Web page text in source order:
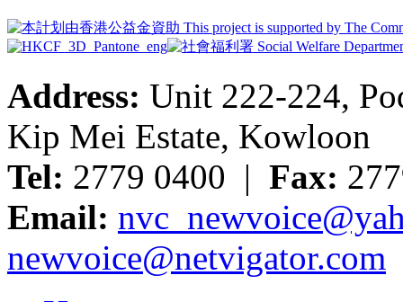
Address: Unit 222-224,
Kip Mei Estate, Kowloon
Tel: 2779 0400 | Fax:
Email:
newvoice@netvigator.com